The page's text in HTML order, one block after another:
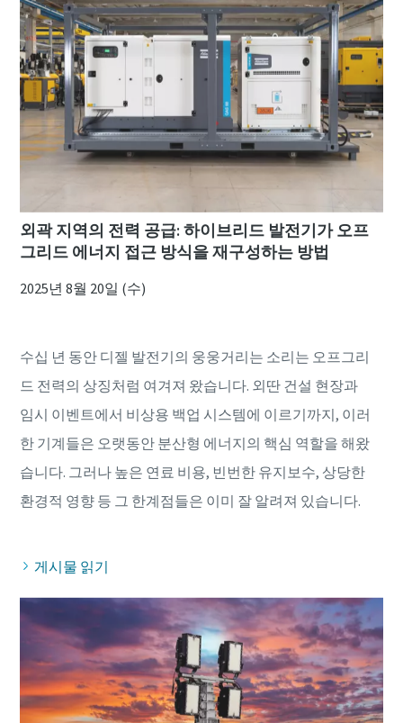
외곽 지역의 전력 공급: 하이브리드 발전기가 오프
그리드 에너지 접근 방식을 재구성하는 방법
2025년 8월 20일 (수)
수십 년 동안 디젤 발전기의 웅웅거리는 소리는 오프그리
드 전력의 상징처럼 여겨져 왔습니다. 외딴 건설 현장과
임시 이벤트에서 비상용 백업 시스템에 이르기까지, 이러
한 기계들은 오랫동안 분산형 에너지의 핵심 역할을 해왔
습니다. 그러나 높은 연료 비용, 빈번한 유지보수, 상당한
게시물 읽기